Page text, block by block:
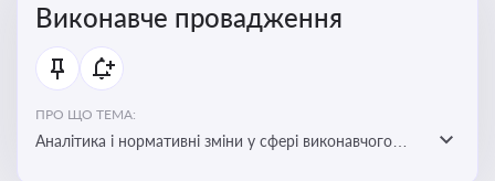
Виконавче провадження
ПРО ЩО ТЕМА:
Аналітика і нормативні зміни у сфері виконавчого